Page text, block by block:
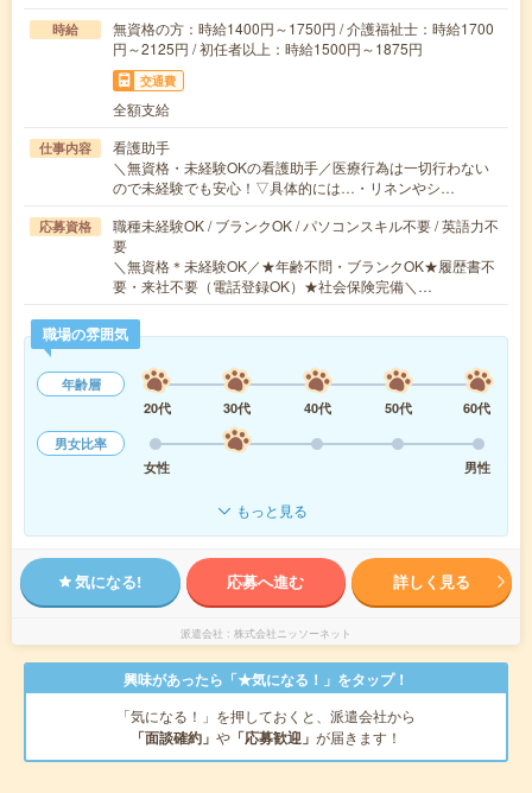
時給
無資格の方：時給1400円～1750円 / 介護福祉士：時給1700
円～2125円 / 初任者以上：時給1500円～1875円
交通費
全額支給
仕事内容
看護助手
＼無資格・未経験OKの看護助手／医療行為は一切行わない
ので未経験でも安心！▽具体的には…・リネンやシ…
応募資格
職種未経験OK / ブランクOK / パソコンスキル不要 / 英語力不
要
＼無資格＊未経験OK／★年齢不問・ブランクOK★履歴書不
要・来社不要（電話登録OK）★社会保険完備＼…
職場の雰囲気
年齢層
20代
30代 40代 50代
60代
男女比率
女性
男性
もっと見る
気になる! 応募へ進む 詳しく見る
派遣会社 株式会社ニッソーネット
興味があったら「★気になる！」をタップ！
「気になる！」を押しておくと、派遣会社から
「面談確約」 や 「応募歓迎」 が届きます！